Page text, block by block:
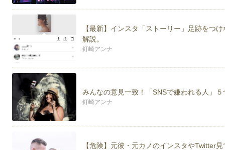
【最新】インスタ「ストーリー」足跡をつ
解説。
釘崎アンナ
みんなの意見一致！「SNSで嫌われる人」
釘崎アンナ
【危険】元彼・元カノのインスタやTwitter